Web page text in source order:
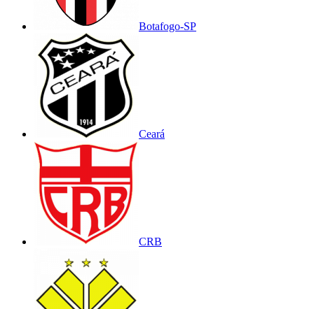
Botafogo-SP
Ceará
CRB